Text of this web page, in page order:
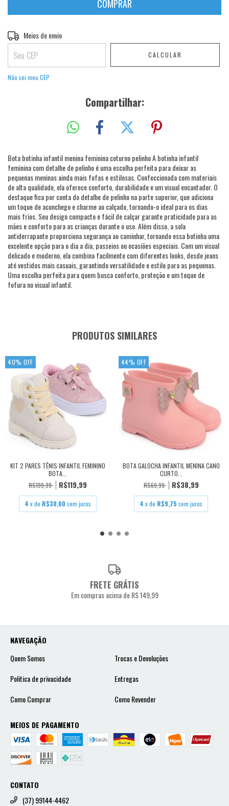
Entregas para o CEP:
Meios de envio
CALCULAR
Não sei meu CEP
Compartilhar:
Bota botinha infantil menina feminina coturno pelinho A botinha infantil
feminina com detalhe de pelinho é uma escolha perfeita para deixar as
pequenas meninas ainda mais fofas e estilosas. Confeccionada com materiais
de alta qualidade, ela oferece conforto, durabilidade e um visual encantador. O
destaque fica por conta do detalhe de pelinho na parte superior, que adiciona
um toque de aconchego e charme ao calçado, tornando-o ideal para os dias
mais frios. Seu design compacto e fácil de calçar garante praticidade para as
mães e conforto para as crianças durante o uso. Além disso, a sola
antiderrapante proporciona segurança ao caminhar, tornando essa botinha uma
excelente opção para o dia a dia, passeios ou ocasiões especiais. Com um visual
delicado e moderno, ela combina facilmente com diferentes looks, desde jeans
até vestidos mais casuais, garantindo versatilidade e estilo para as pequenas.
Uma escolha perfeita para quem busca conforto, proteção e um toque de
fofura no visual infantil.
PRODUTOS SIMILARES
40% OFF
KIT 2 PARES TÊNIS INFANTIL FEMININO
BOTA...
R$199,99
R$119,99
4 x de R$30,00 sem juros
44% OFF
BOTA GALOCHA INFANTIL MENINA CANO
CURTO...
R$69,99
R$38,99
4 x de R$9,75 sem juros
FRETE GRÁTIS
Em compras acima de R$ 149,99
NAVEGAÇÃO
Quem Somos
Trocas e Devoluções
Politica de privacidade
Entregas
Como Comprar
Como Revender
MEIOS DE PAGAMENTO
CONTATO
(37) 99144-4462